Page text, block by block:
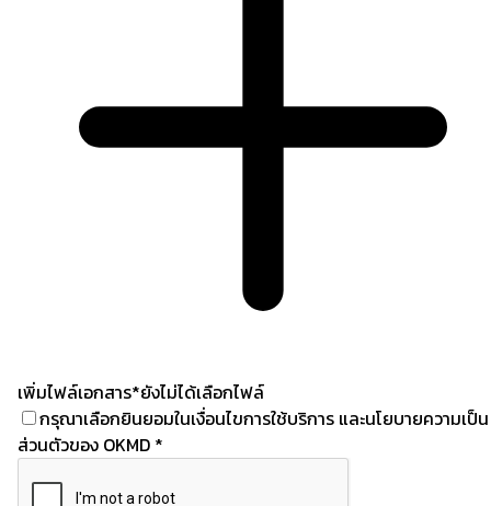
เพิ่มไฟล์เอกสาร*ยังไม่ได้เลือกไฟล์
กรุณาเลือกยินยอมในเงื่อนไขการใช้บริการ และนโยบายความเป็น
ส่วนตัวของ OKMD *